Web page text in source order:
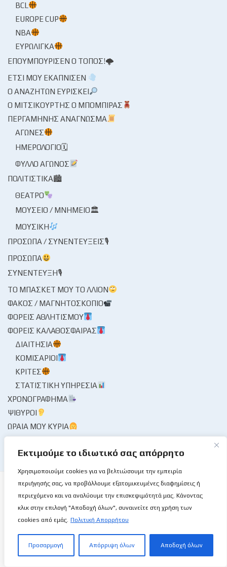
Εκτιμούμε το ιδιωτικό σας απόρρητο
Χρησιμοποιούμε cookies για να βελτιώσουμε την εμπειρία
περιήγησής σας, να προβάλλουμε εξατομικευμένες διαφημίσεις ή
περιεχόμενο και να αναλύουμε την επισκεψιμότητά μας. Κάνοντας
κλικ στην επιλογή "Αποδοχή όλων", συναινείτε στη χρήση των
cookies από εμάς. Πολιτική Απορρήτου
Προσαρμογή Απόρριψη όλων Αποδοχή όλων
BCL
EUROPE CUP
NBA
ΕΥΡΩΛΊΓΚΑ
ΕΠΟΥΜΠΟΎΡΙΣΕΝ Ο ΤΌΠΟΣ!🌩
ΈΤΣΙ ΜΟΥ ΕΚΆΠΝΙΣΕΝ
Ο ΑΝΑΖΗΤΏΝ ΕΥΡΊΣΚΕΙ
Ο ΜΙΤΣΙΚΟΥΡΤΉΣ Ο ΜΠΌΜΠΙΡΑΣ
ΠΕΡΓΑΜΗΝΉΣ ΑΝΆΓΝΩΣΜΑ
ΑΓΏΝΕΣ
ΗΜΕΡΟΛΌΓΙΟ🗓
ΦΎΛΛΟ ΑΓΏΝΟΣ
ΠΟΛΙΤΙΣΤΙΚΆ🏙
ΘΈΑΤΡΟ
ΜΟΥΣΕΊΟ / ΜΝΗΜΕΊΟ🏛
ΜΟΥΣΙΚΉ
ΠΡΌΣΩΠΑ / ΣΥΝΕΝΤΕΎΞΕΙΣ🎙
ΠΡΌΣΩΠΑ
ΣΥΝΈΝΤΕΥΞΗ🎙
ΤΟ ΜΠΆΣΚΕΤ ΜΟΥ ΤΟ ΛΛΊΟΝ
ΦΑΚΌΣ / ΜΑΓΝΗΤΟΣΚΌΠΙΟ
ΦΟΡΕΊΣ ΑΘΛΗΤΙΣΜΟΎ
ΦΟΡΕΊΣ ΚΑΛΑΘΌΣΦΑΙΡΑΣ
ΔΙΑΙΤΗΣΊΑ
ΚΟΜΙΣΆΡΙΟΙ
ΚΡΙΤΈΣ
ΣΤΑΤΙΣΤΙΚΉ ΥΠΗΡΕΣΊΑ
ΧΡΟΝΟΓΡΆΦΗΜΑ
ΨΊΘΥΡΟΙ
ΩΡΑΊΑ ΜΟΥ ΚΥΡΊΑ
Το Basketball Stories στις επάλξεις!
Μια νέα ιστοσελίδα εμφανίζεται σήμερα μπροστά στις οθόνες